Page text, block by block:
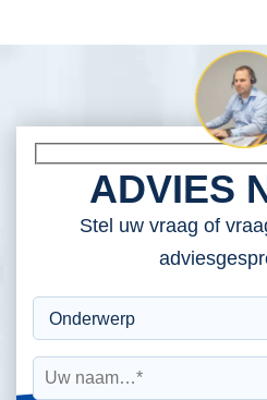
ADVIES
Stel uw vraag of